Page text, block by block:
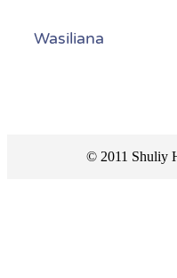
Wasiliana
© 2011 Shuliy